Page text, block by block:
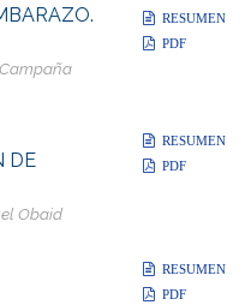
RESUMEN
PDF
DE
Obaid
RESUMEN
PDF
RESUMEN
PDF